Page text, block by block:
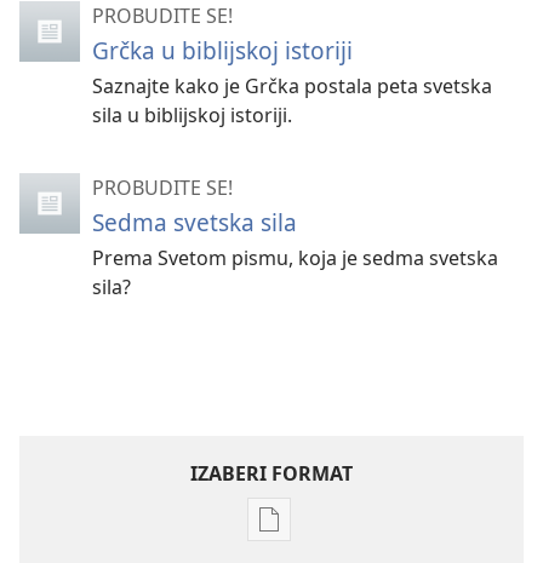
PROBUDITE SE!
Grčka u biblijskoj istoriji
Saznajte kako je Grčka postala peta svetska
sila u biblijskoj istoriji.
PROBUDITE SE!
Sedma svetska sila
Prema Svetom pismu, koja je sedma svetska
sila?
IZABERI FORMAT
Formati